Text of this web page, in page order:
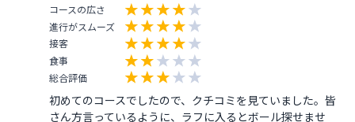
コースの広さ
進行がスムーズ
接客
食事
総合評価
初めてのコースでしたので、クチコミを見ていました。皆
さん方言っているように、ラフに入るとボール探せませ